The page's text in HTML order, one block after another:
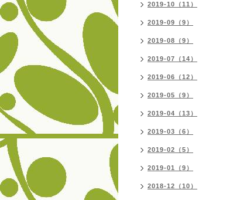
2019-10（11）
2019-09（9）
2019-08（9）
2019-07（14）
2019-06（12）
2019-05（9）
2019-04（13）
2019-03（6）
2019-02（5）
2019-01（9）
2018-12（10）